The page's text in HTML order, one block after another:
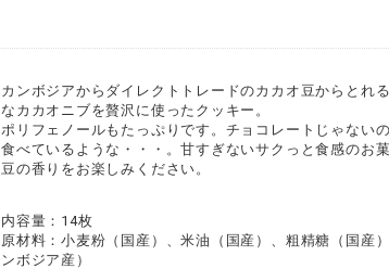
カンボジアからダイレクトトレードのカカオ豆からとれ
なカカオニブを贅沢に使ったクッキー。
ポリフェノールもたっぷりです。チョコレートじゃない
食べているような・・・。甘すぎないサクっと食感のお
豆の香りをお楽しみください。
内容量：14枚
原材料：小麦粉（国産）、米油（国産）、粗精糖（国産
ンボジア産）